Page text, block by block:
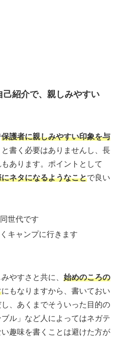
紹介で、親しみやすい
保護者に親しみやすい印象を与
書く必要はありませんし、長
あります。ポイントとして
ネタになるようなことで良い
世代です
キャンプに行きます
やすさと共に、 始めのころの
にもなりますから、書いておい
、あくまでそういった目的の
ル」など人によってはネガテ
趣味を書くことは避けた方が